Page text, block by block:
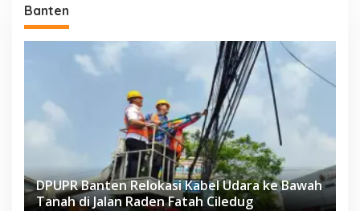
Banten
DPUPR Banten Relokasi Kabel Udara ke Bawah
Tanah di Jalan Raden Fatah Ciledug